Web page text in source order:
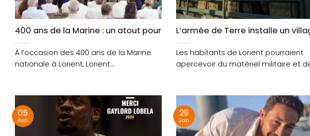
400 ans de la Marine : un atout pour Lorient
À l’occasion des 400 ans de la Marine
nationale à Lorient, Lorient
L’armée de Terre installe un
Les habitants de Lorient pourraient
apercevoir du matériel militaire et
05
Juin
29
Jan